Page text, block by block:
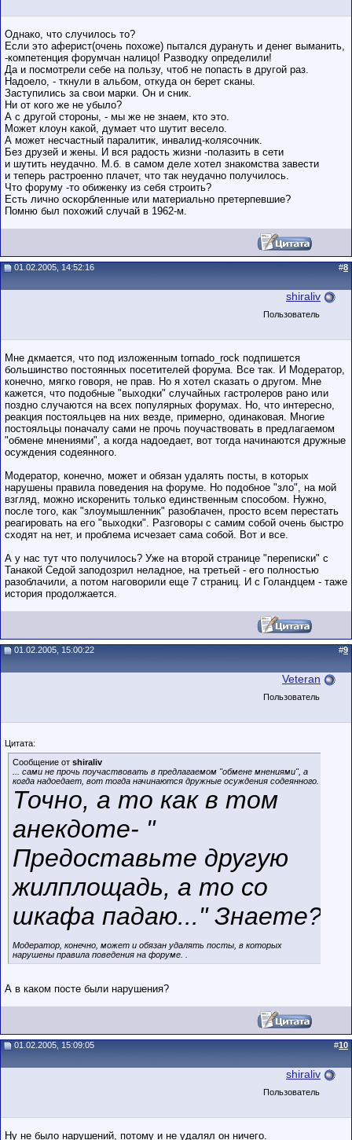
Однако, что случилось то?
Если это аферист(очень похоже) пытался дурануть и денег выманить,
-компетенция форумчан налицо! Разводку определили!
Да и посмотрели себе на пользу, чтоб не попасть в другой раз.
Надоело, - ткнули в альбом, откуда он берет сканы.
Заступились за свои марки. Он и сник.
Ни от кого же не убыло?
А с другой стороны, - мы же не знаем, кто это.
Может клоун какой, думает что шутит весело.
А может несчастный паралитик, инвалид-колясочник.
Без друзей и жены. И вся радость жизни -полазить в сети
и шутить неудачно. М.б. в самом деле хотел знакомства завести
и теперь растроенно плачет, что так неудачно получилось.
Что форуму -то обиженку из себя строить?
Есть лично оскорбленные или материально претерпевшие?
Помню был похожий случай в 1962-м.
01.02.2005, 14:52:16 #8
shiraliv
Пользователь
Мне дкмается, что под изложенным tornado_rock подпишется
большинство постоянных посетителей форума. Все так. И Модератор,
конечно, мягко говоря, не прав. Но я хотел сказать о другом. Мне
кажется, что подобные "выходки" случайных гастролеров рано или
поздно случаются на всех популярных форумах. Но, что интересно,
реакция постояльцев на них везде, примерно, одинаковая. Многие
постояльцы поначалу сами не прочь поучаствовать в предлагаемом
"обмене мнениями", а когда надоедает, вот тогда начинаются дружные
осуждения содеянного.
Модератор, конечно, может и обязан удалять посты, в которых
нарушены правила поведения на форуме. Но подобное "зло", на мой
взгляд, можно искоренить только единственным способом. Нужно,
после того, как "злоумышленник" разоблачен, просто всем перестать
реагировать на его "выходки". Разговоры с самим собой очень быстро
сходят на нет, и проблема исчезает сама собой. Вот и все.
А у нас тут что получилось? Уже на второй странице "переписки" с
Танакой Седой заподозрил неладное, на третьей - его полностью
разоблачили, а потом наговорили еще 7 страниц. И с Голандцем - таже
история продолжается.
01.02.2005, 15:00:22 #9
Veteran
Пользователь
Цитата:
Сообщение от shiraliv
... сами не прочь поучаствовать в предлагаемом "обмене мнениями", а
когда надоедает, вот тогда начинаются дружные осуждения содеянного.
Точно, а то как в том
анекдоте- "
Предоставьте другую
жилплощадь, а то со
шкафа падаю..." Знаете?
Модератор, конечно, может и обязан удалять посты, в которых
нарушены правила поведения на форуме. .
А в каком посте были нарушения?
01.02.2005, 15:09:05 #10
shiraliv
Пользователь
Ну не было нарушений, потому и не удалял он ничего.